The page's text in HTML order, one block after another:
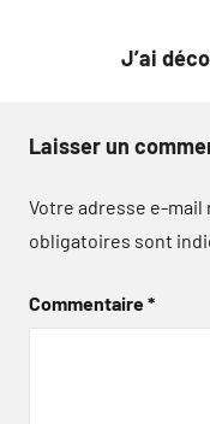
J’ai
Laisser un
Votre adresse e-mail
obligatoires sont
Commentaire*